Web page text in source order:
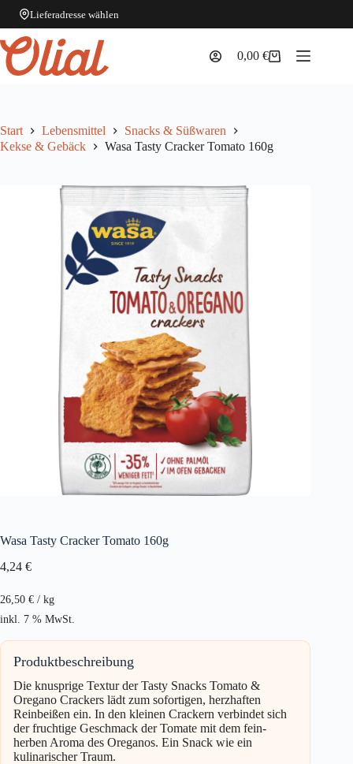
Lieferadresse wählen
Zum
Inhalt
springen
Warenkorb
0,00€
Start Lebensmittel
Snacks & Süßwaren
Kekse & Gebäck
Wasa Tasty Cracker Tomato 160g
Wasa Tasty Cracker Tomato 160g
4,24 €
26,50 € / kg
inkl. 7 % MwSt.
Produktbeschreibung
Die knusprige Textur der Tasty Snacks Tomato &
Oregano Crackers lädt zum sofortigen, herzhaften
Reinbeißen ein. In den kleinen Crackern verbindet sich
der fruchtige Geschmack der Tomate mit dem fein-
herben Aroma des Oreganos. Ein Snack wie ein
kulinarischer Traum.